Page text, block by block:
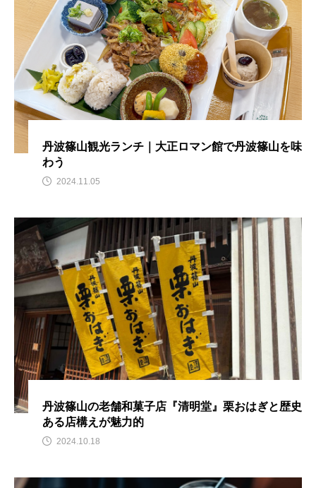
丹波篠山観光ランチ｜大正ロマン館で丹波篠山を味
わう
2024.11.05
丹波篠山の老舗和菓子店『清明堂』栗おはぎと歴史
ある店構えが魅力的
2024.10.18